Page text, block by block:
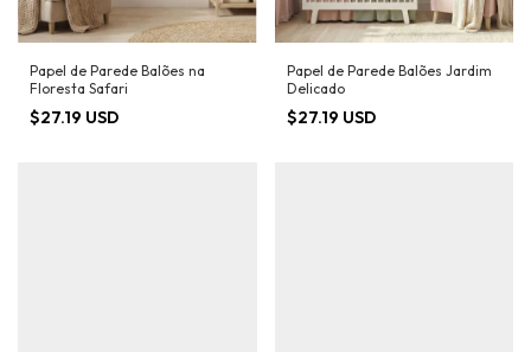
Papel de Parede Balões na
Floresta Safari
$27.19 USD
Papel de Parede Balões Jardim
Delicado
$27.19 USD